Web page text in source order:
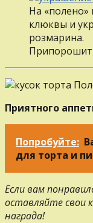
На «полено»
клюквы и
розмарина.
Приятного
Попробуйте:
для торта и
Если вам
оставляйте свои
награда!